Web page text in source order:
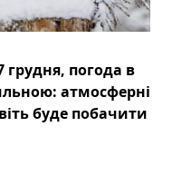
грудня, погода в
атмосферні
буде побачити